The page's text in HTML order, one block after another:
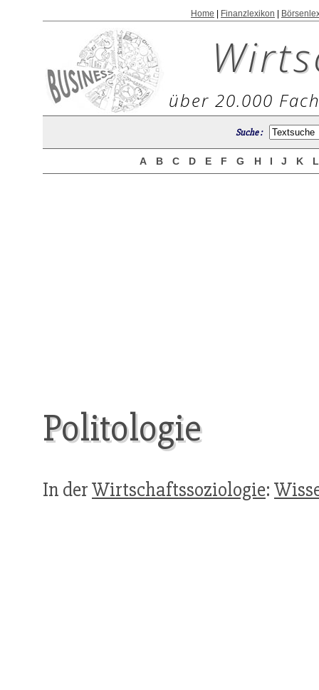
Home Finanzlexikon
über 20.000
Suche :
A B C D E F G H I J K
Politologie
In derWirtschaftssoziologie: